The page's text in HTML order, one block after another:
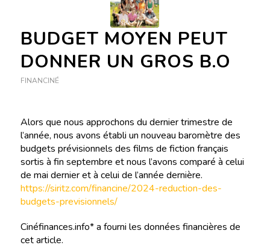
BUDGET MOYEN PEUT
DONNER UN GROS B.O
FINANCINÉ
Alors que nous approchons du dernier trimestre de
l’année, nous avons établi un nouveau baromètre des
budgets prévisionnels des films de fiction français
sortis à fin septembre et nous l’avons comparé à celui
de mai dernier et à celui de l’année dernière.
https://siritz.com/financine/2024-reduction-des-
budgets-previsionnels/
Cinéfinances.info* a fourni les données financières de
cet article.